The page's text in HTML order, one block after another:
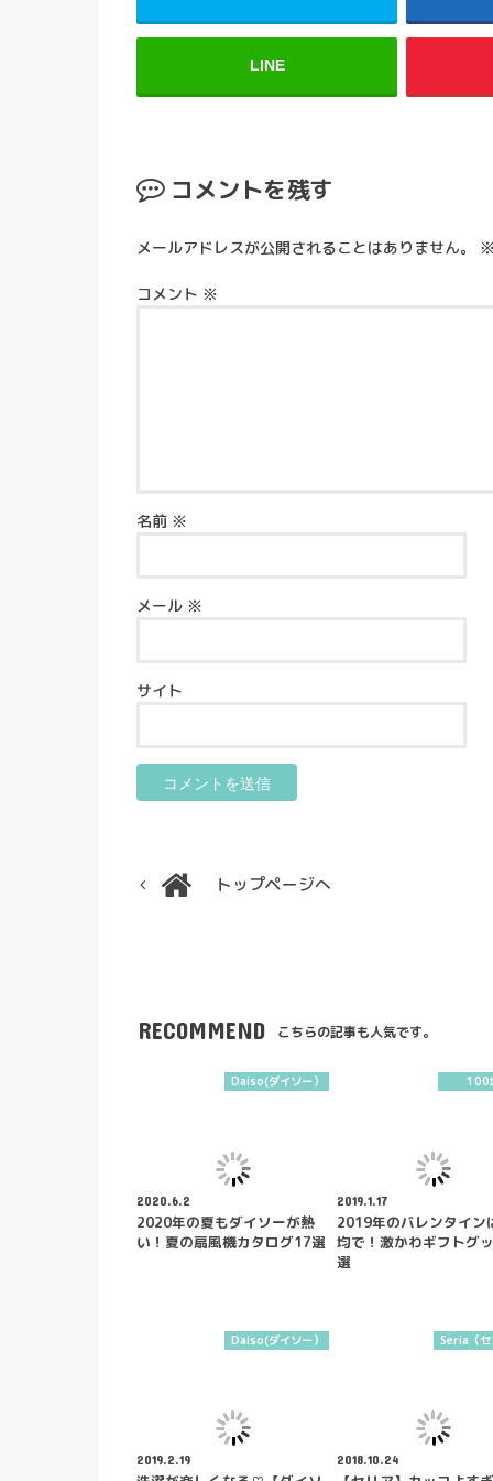
LINE
コメントを残す
メールアドレスが公開されることはありません。
コメント ※
名前 ※
メール ※
サイト
トップページへ
RECOMMEND こちらの記事も人気です。
Daiso(ダイソー）
2020.6.2
2020年の夏もダイソーが熱
い！夏の扇風機カタログ17選
100
2019.1.17
2019年のバレンタイン
均で！激かわギフトグ
選
Daiso(ダイソー）
2019.2.19
Seria（セ
2018.10.24